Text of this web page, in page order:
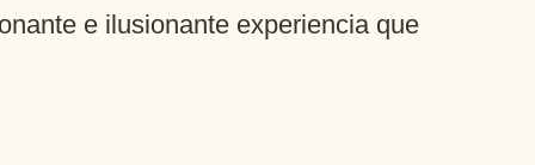
e ilusionante experiencia que